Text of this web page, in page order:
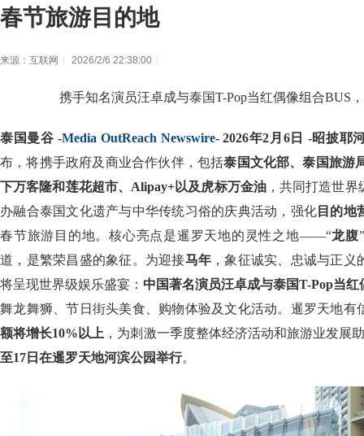
春节旅游目的地
来源：互联网 2026/2/6 22:38:00
携手知名演员汪卓成与泰国T-Pop当红偶像组合BUS
泰国曼谷 -Media OutReach Newswire- 2026年2月6日 -昭披耶
布，将携手政府及商业合作伙伴，包括泰国文化部、泰国旅游
下万客隆和莲花超市、Alipay+以及虎标万金油，共同打造世界
办融合泰国文化遗产与中华传统习俗的庆典活动，强化 目的地
春节旅游目的地。核心亮点是暹罗天地的灵性之地——“龙腹
道，是繁荣昌盛的象征。为迎接马年 ，象征诚实、忠诚与正
将呈现世界级娱乐盛宴： 中国著名演员汪卓成与泰国T-Pop当红
舞龙舞狮、节日街头美食、购物体验及文化活动。暹罗天地有
额将增长10%以上 ，为刺激一季度整体经济活动和旅游业发展
至17日在暹罗天地河滨公园举行。